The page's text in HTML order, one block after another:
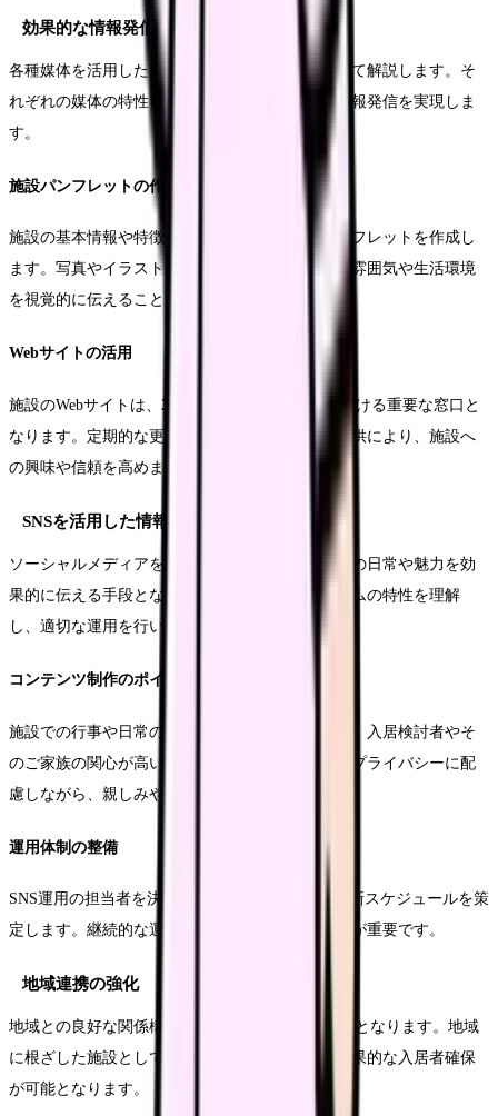
効果的な情報発信方法
各種媒体を活用した具体的な情報発信方法について解説します。そ
れぞれの媒体の特性を活かしながら、効果的な情報発信を実現しま
す。
施設パンフレットの作成
施設の基本情報や特徴を分かりやすく伝えるパンフレットを作成し
ます。写真やイラストを効果的に活用し、施設の雰囲気や生活環境
を視覚的に伝えることが重要です。
Webサイトの活用
施設のWebサイトは、24時間365日情報を発信し続ける重要な窓口と
なります。定期的な更新と充実したコンテンツ提供により、施設へ
の興味や信頼を高めます。
SNSを活用した情報発信
ソーシャルメディアを活用した情報発信は、施設の日常や魅力を効
果的に伝える手段となります。各プラットフォームの特性を理解
し、適切な運用を行います。
コンテンツ制作のポイント
施設での行事や日常の様子、職員の取り組みなど、入居検討者やそ
のご家族の関心が高い情報を中心に発信します。プライバシーに配
慮しながら、親しみやすい情報発信を心がけます。
運用体制の整備
SNS運用の担当者を決め、投稿ガイドラインや更新スケジュールを策
定します。継続的な運用を可能にする体制づくりが重要です。
地域連携の強化
地域との良好な関係構築は、PR活動の重要な要素となります。地域
に根ざした施設として認知されることで、より効果的な入居者確保
が可能となります。